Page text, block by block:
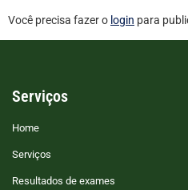
Você precisa fazer o login para
Serviços
Home
Serviços
Resultados de exames